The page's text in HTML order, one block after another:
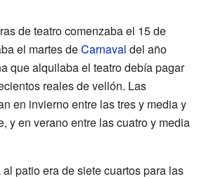
de teatro comenzaba el 15 de
el martes deCarnaval del año
que alquilaba el teatro debía pagar
reales de vellón. Las
en invierno entre las tres y media y
y en verano entre las cuatro y media
patio era de siete cuartos para las